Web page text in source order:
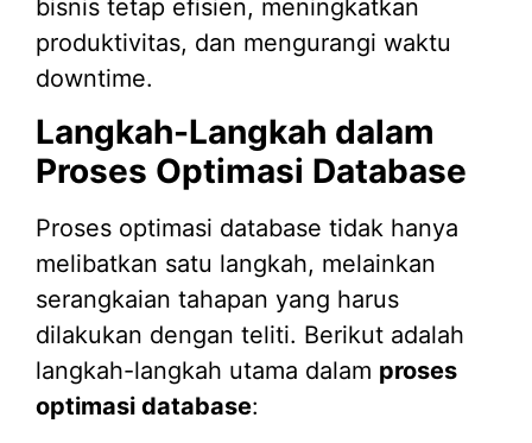
bisnis tetap efisien, meningkatkan
produktivitas, dan mengurangi waktu
downtime.
Langkah-Langkah dalam
Proses Optimasi Database
Proses optimasi database tidak hanya
melibatkan satu langkah, melainkan
serangkaian tahapan yang harus
dilakukan dengan teliti. Berikut adalah
langkah-langkah utama dalam proses
optimasi database: